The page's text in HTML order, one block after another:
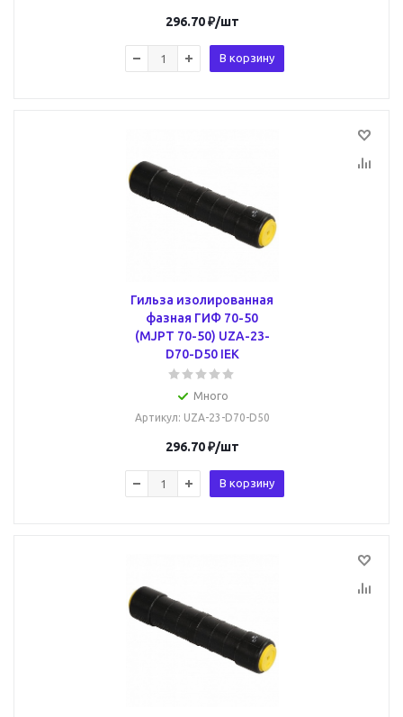
296.70₽/шт
В корзину
Гильза изолированная
фазная ГИФ 70-50
(MJPT 70-50) UZA-23-
D70-D50 IEK
Много
Артикул: UZA-23-D70-D50
296.70₽/шт
В корзину